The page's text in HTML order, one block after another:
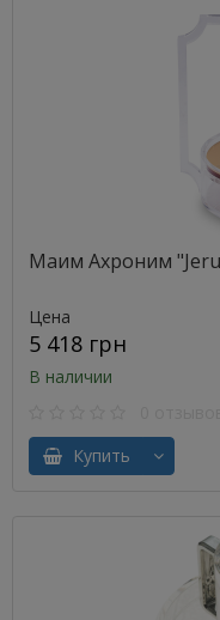
Маим Ахроним
Цена
5 418 грн
В наличии
Купить